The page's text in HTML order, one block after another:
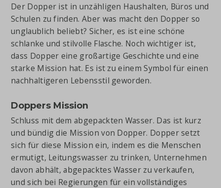
Der Dopper ist in unzähligen Haushalten, Büros und
Schulen zu finden. Aber was macht den Dopper so
unglaublich beliebt? Sicher, es ist eine schöne
schlanke und stilvolle Flasche. Noch wichtiger ist,
dass Dopper eine großartige Geschichte und eine
starke Mission hat. Es ist zu einem Symbol für einen
nachhaltigeren Lebensstil geworden.
Doppers Mission
Schluss mit dem abgepackten Wasser. Das ist kurz
und bündig die Mission von Dopper. Dopper setzt
sich für diese Mission ein, indem es die Menschen
ermutigt, Leitungswasser zu trinken, Unternehmen
davon abhält, abgepacktes Wasser zu verkaufen,
und sich bei Regierungen für ein vollständiges